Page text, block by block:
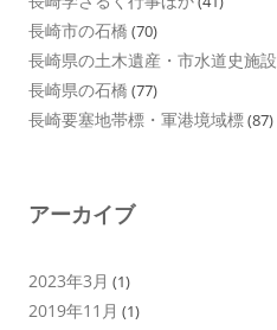
長崎市の石橋 (70)
長崎県の土木遺産・市水道史施設
長崎県の石橋 (77)
長崎要塞地帯標・軍港境域標(87)
アーカイブ
2023年3月 (1)
2019年11月 (1)